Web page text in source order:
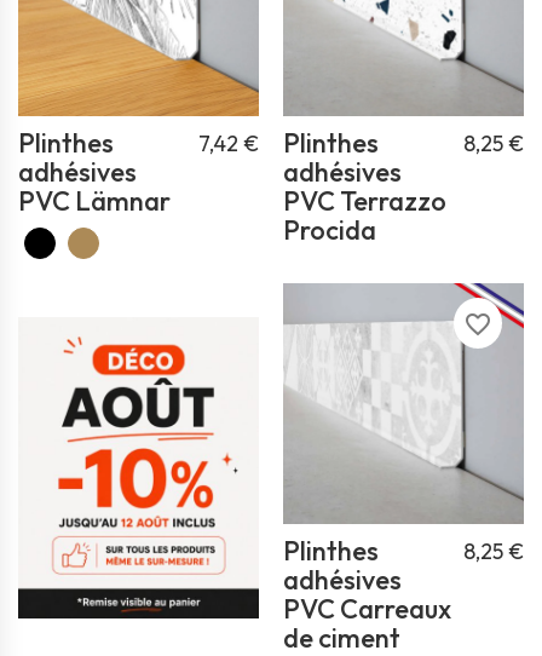
Plinthes
adhésives
PVC Lämnar
7,42 €
Plinthes
adhésives
PVC Terrazzo
Procida
8,25 €
favorite_border
Plinthes
adhésives
PVC Carreaux
de ciment
8,25 €